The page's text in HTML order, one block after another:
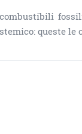
queste le